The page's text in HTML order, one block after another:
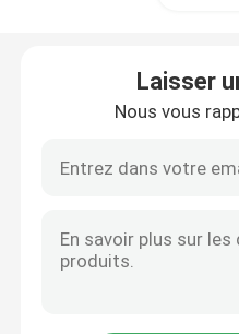
Structure de montage
Structure solaire en
Parking de panneau
Laisser
Nous vous